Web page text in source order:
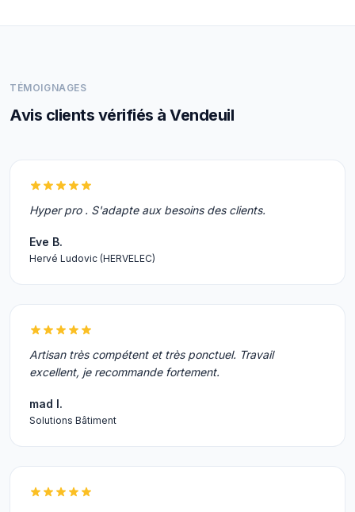
TÉMOIGNAGES
Avis clients vérifiés à Vendeuil
Hyper pro . S'adapte aux besoins des clients.
Eve B.
Hervé Ludovic (HERVELEC)
Artisan très compétent et très ponctuel. Travail
excellent, je recommande fortement.
mad I.
Solutions Bâtiment